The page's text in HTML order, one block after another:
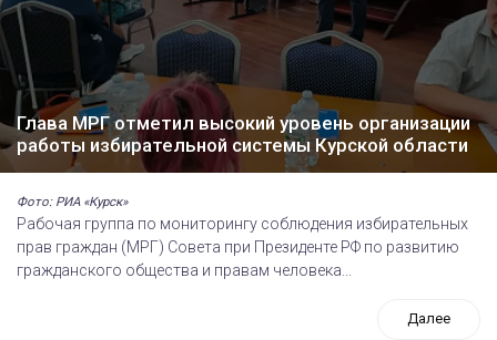
Глава МРГ отметил высокий уровень организации
работы избирательной системы Курской области
Фото: РИА «Курск»
Рабочая группа по мониторингу соблюдения избирательных
прав граждан (МРГ) Совета при Президенте РФ по развитию
гражданского общества и правам человека...
Далее